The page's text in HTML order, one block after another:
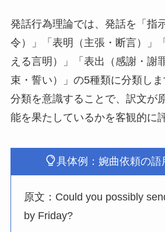
発話行為理論では、発話を「指
令）」「表明（主張・断言）」
える言明）」「表出（感謝・謝
束・誓い）」の5種類に分類し
分類を意識することで、訳文が
能を果たしているかを客観的に
具体例：婉曲依頼の語
原文：Could you possibly
by Friday?